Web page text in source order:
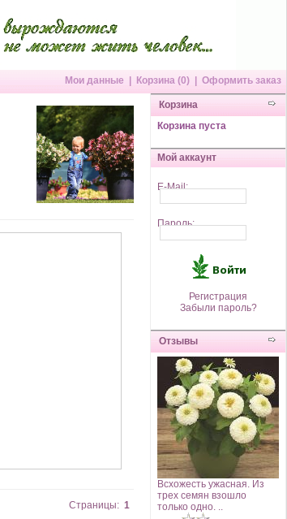
Мои данные Корзина (0)
Оформить заказ
Страницы: 1
Корзина
Корзина пуста
Мой аккаунт
E-Mail:
Пароль:
Регистрация
Забыли пароль?
Отзывы
Всхожесть ужасная. Из
трех семян взошло
только одно. ..